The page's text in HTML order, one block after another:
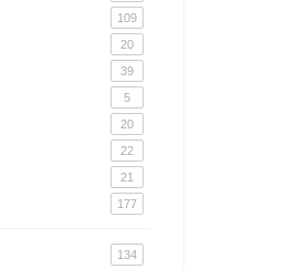
109
20
39
5
20
22
21
177
134